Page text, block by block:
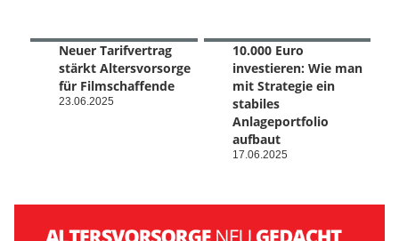
Neuer Tarifvertrag
stärkt Altersvorsorge
für Filmschaffende
23.06.2025
10.000 Euro
investieren: Wie man
mit Strategie ein
stabiles
Anlageportfolio
aufbaut
17.06.2025